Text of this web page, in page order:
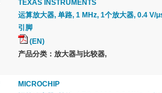
TEXAS INSTRUMENTS
运算放大器, 单路, 1 MHz, 1个放大器, 0.4 V/
引脚
(EN)
产品分类：放大器与比较器,
MICROCHIP